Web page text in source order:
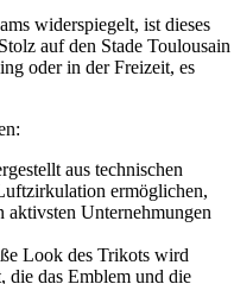
widerspiegelt, ist dieses
auf den Stade Toulousain
oder in der Freizeit, es
aus technischen
ermöglichen,
aktivsten Unternehmungen
Look des Trikots wird
die das Emblem und die